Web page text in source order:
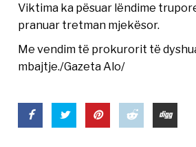
Viktima ka pësuar lëndime
pranuar tretman mjekësor.
Me vendim të prokurorit të
mbajtje./Gazeta Alo/